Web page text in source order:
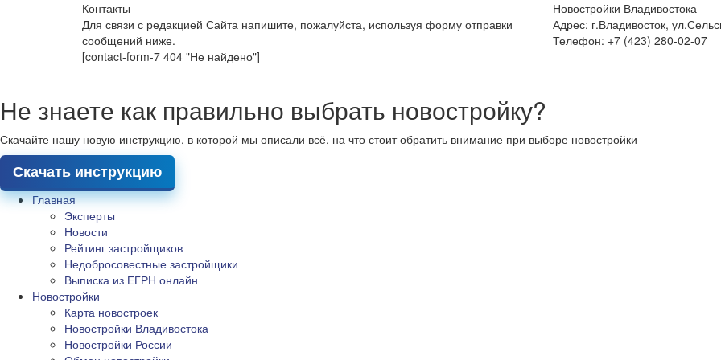
Контакты
Для связи с редакцией Сайта напишите, пожалуйста, используя форму отправки
сообщений ниже.
[contact-form-7 404 "Не найдено"]
Новостройки Владивостока
Адрес: г.Владивосток,
Телефон: +7 (423) 280-02-07
Не знаете как правильно выбрать новостройку?
Скачайте нашу новую инструкцию, в которой мы описали всё, на что стоит обратить внимание при выборе новостройки
Скачать инструкцию
Главная
Эксперты
Новости
Рейтинг застройщиков
Недобросовестные застройщики
Выписка из ЕГРН онлайн
Новостройки
Карта новостроек
Новостройки Владивостока
Новостройки России